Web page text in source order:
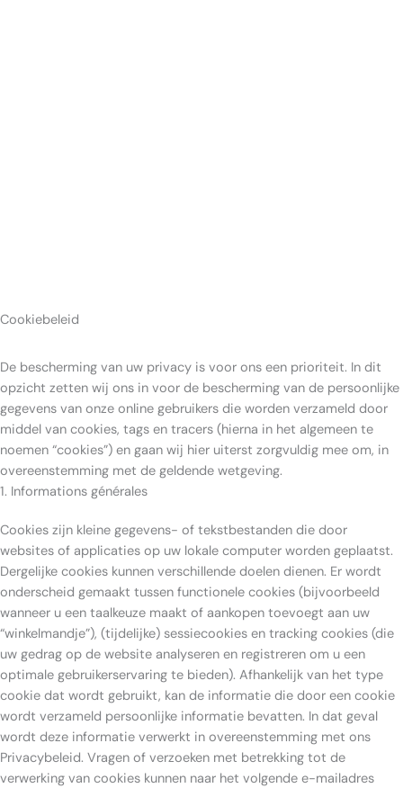
Cookiebeleid
De bescherming van uw privacy is voor ons een prioriteit. In dit
opzicht zetten wij ons in voor de bescherming van de persoonlijke
gegevens van onze online gebruikers die worden verzameld door
middel van cookies, tags en tracers (hierna in het algemeen te
noemen “cookies”) en gaan wij hier uiterst zorgvuldig mee om, in
overeenstemming met de geldende wetgeving.
1. Informations générales
Cookies zijn kleine gegevens- of tekstbestanden die door
websites of applicaties op uw lokale computer worden geplaatst.
Dergelijke cookies kunnen verschillende doelen dienen. Er wordt
onderscheid gemaakt tussen functionele cookies (bijvoorbeeld
wanneer u een taalkeuze maakt of aankopen toevoegt aan uw
“winkelmandje”), (tijdelijke) sessiecookies en tracking cookies (die
uw gedrag op de website analyseren en registreren om u een
optimale gebruikerservaring te bieden). Afhankelijk van het type
cookie dat wordt gebruikt, kan de informatie die door een cookie
wordt verzameld persoonlijke informatie bevatten. In dat geval
wordt deze informatie verwerkt in overeenstemming met ons
Privacybeleid. Vragen of verzoeken met betrekking tot de
verwerking van cookies kunnen naar het volgende e-mailadres